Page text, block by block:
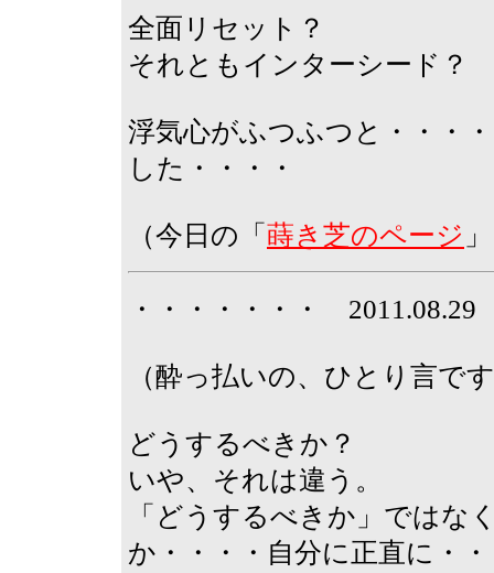
全面リセット？
それともインターシード？
浮気心がふつふつと・・・
した・・・・
（今日の「 蒔き芝のページ
・・・・・・・
（酔っ払いの、ひとり言で
どうするべきか？
いや、それは違う。
「どうするべきか」ではな
か・・・・自分に正直に・